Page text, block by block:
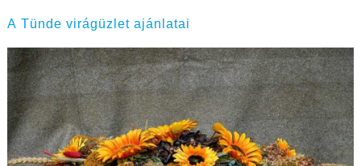
A Tünde virágüzlet ajánlatai